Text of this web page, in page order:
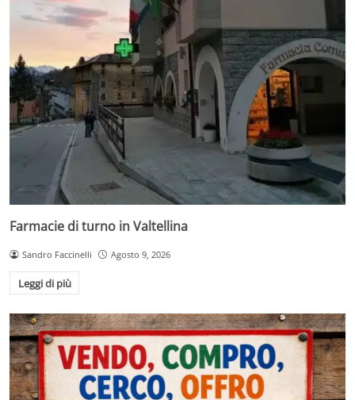
Farmacie di turno in Valtellina
Sandro Faccinelli Agosto 9, 2026
Leggi di più